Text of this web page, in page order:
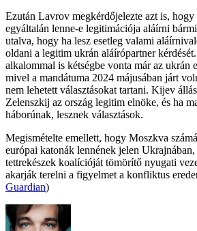
Ezután Lavrov megkérdőjelezte azt is,
egyáltalán lenne-e legitimációja aláírni
utalva, hogy ha lesz esetleg valami
oldani a legitim ukrán aláírópartner
alkalommal is kétségbe vonta már az ukrán
mivel a mandátuma 2024 májusában járt
nem lehetett választásokat tartani. Kijev
Zelenszkij az ország legitim elnöke, és ha
háborúnak, lesznek választások.
Megismételte emellett, hogy Moszkva
európai katonák lennének jelen
tettrekészek koalícióját tömörítő nyugati
akarják terelni a figyelmet a konfliktus
Guardian)